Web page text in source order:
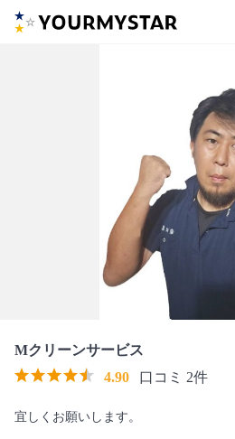
Mクリーンサービス
4.90
口コミ 2件
宜しくお願いします。